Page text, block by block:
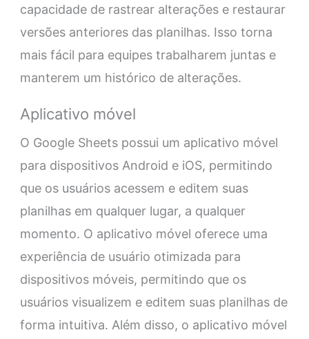
capacidade de rastrear alterações e restaurar
versões anteriores das planilhas. Isso torna
mais fácil para equipes trabalharem juntas e
manterem um histórico de alterações.
Aplicativo móvel
O Google Sheets possui um aplicativo móvel
para dispositivos Android e iOS, permitindo
que os usuários acessem e editem suas
planilhas em qualquer lugar, a qualquer
momento. O aplicativo móvel oferece uma
experiência de usuário otimizada para
dispositivos móveis, permitindo que os
usuários visualizem e editem suas planilhas de
forma intuitiva. Além disso, o aplicativo móvel